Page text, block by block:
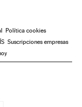
Política cookies
Suscripciones empresas